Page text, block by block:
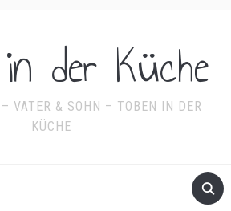
der Küche
VATER & SOHN – TOBEN IN DER
KÜCHE